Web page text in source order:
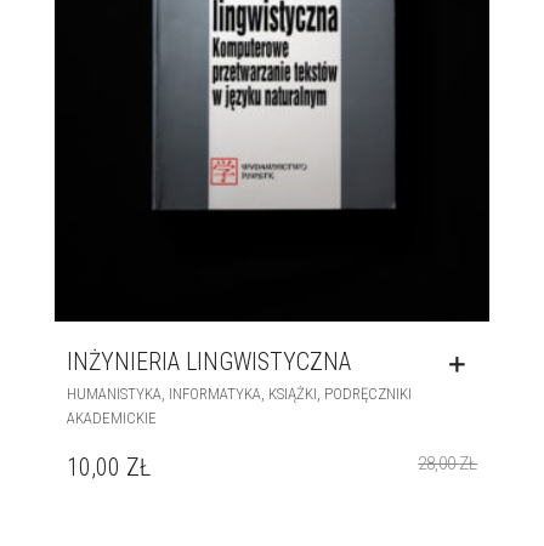
INŻYNIERIA LINGWISTYCZNA
HUMANISTYKA INFORMATYKA KSIĄŻKI PODRĘCZNIKI
AKADEMICKIE
28,00ZŁ
10,00 ZŁ